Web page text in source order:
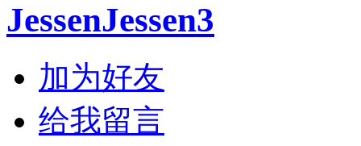
JessenJessen3
加为好友
给我留言